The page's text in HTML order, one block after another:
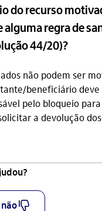
do recurso
regra de
44/20)?
não podem ser
beneficiário deve
pelo bloqueio
a devolução
nãodescurtir_outline